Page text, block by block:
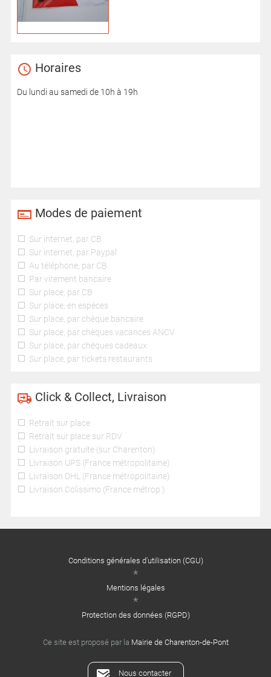
Horaires
Du lundi au samedi de 10h à 19h
Modes de paiement
Sur internet, par CB
Sur internet, par Paypal
Au téléphone, par CB
Par virement bancaire
Sur place, par CB
Sur place, en espèces
Sur place, par chèque bancaire
Sur place, par chèques vacances ANCV
Sur place, par chèques cadeaux
Sur place, par tickets restaurants
Click & Collect, Livraison
Retrait sur place
Retrait sur place sur RDV
Livraison gratuite (sur Charenton)
Livraison UPS (France métropolitaine)
Livraison DHL (France métropolitaine)
Livraison Colissimo (France métrop.)
Conditions générales d'utilisation (CGU)
Mentions légales
Protection des données (RGPD)
Ce site est proposé par la Mairie de Charenton-de-Pont
Nous contacter